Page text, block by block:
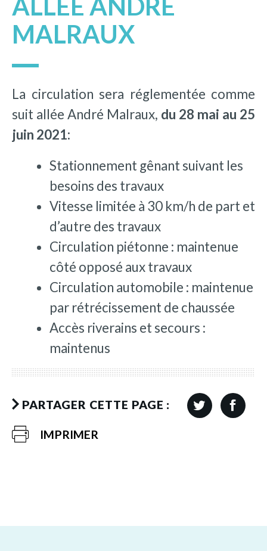
ALLÉE ANDRÉ
MALRAUX
La circulation sera réglementée comme
suit allée André Malraux, du 28 mai au 25
juin 2021:
Stationnement gênant suivant les
besoins des travaux
Vitesse limitée à 30 km/h de part et
d’autre des travaux
Circulation piétonne : maintenue
côté opposé aux travaux
Circulation automobile : maintenue
par rétrécissement de chaussée
Accès riverains et secours :
maintenus
PARTAGER CETTE PAGE :
IMPRIMER